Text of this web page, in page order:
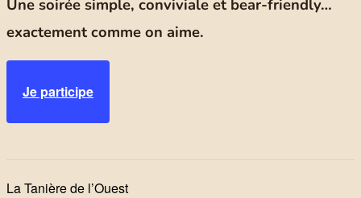
Une soirée simple, conviviale et bear-friendly…
exactement comme on aime.
Je participe
La Tanière de l’Ouest